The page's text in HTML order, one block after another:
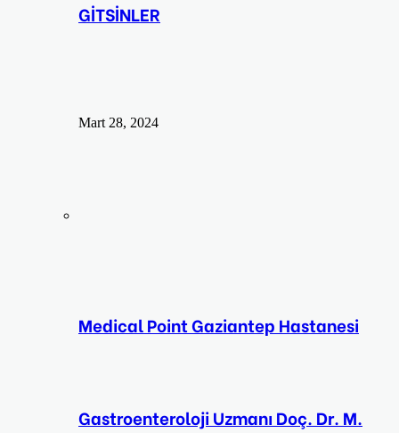
GİTSİNLER
Mart 28, 2024
Medical Point Gaziantep Hastanesi
Gastroenteroloji Uzmanı Doç. Dr. M.